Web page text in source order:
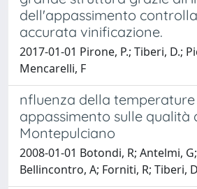
dell'appassimento
accurata vinificazione.
2017-01-01 Pirone, P.; Tiberi, D.;
Mencarelli, F
nfluenza della temperature
appassimento sulle qualità
Montepulciano
2008-01-01 Botondi, R; Antelmi,
Bellincontro, A; Forniti, R; Tiberi,